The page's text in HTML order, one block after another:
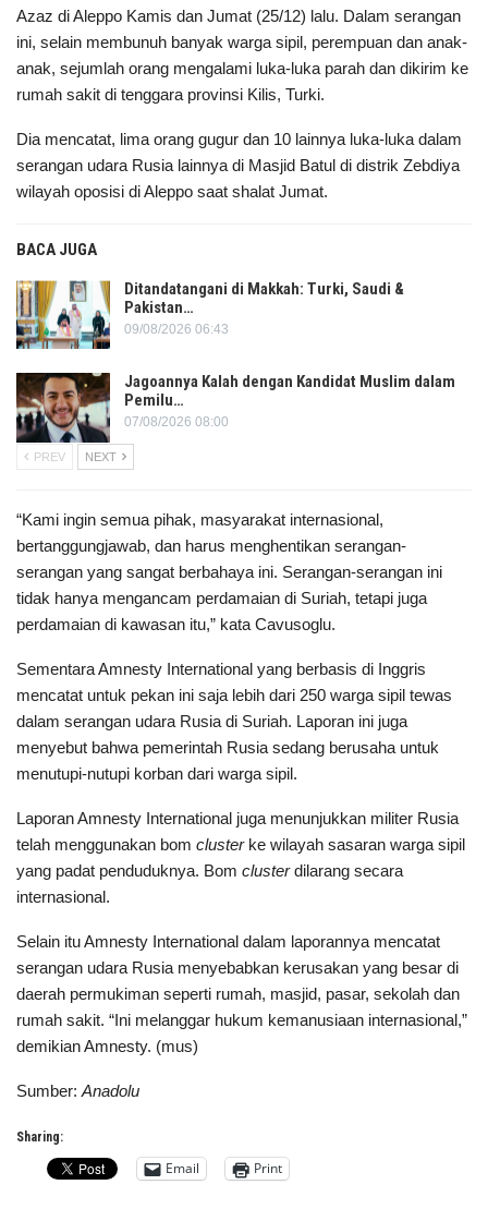
Azaz di Aleppo Kamis dan Jumat (25/12) lalu. Dalam serangan
ini, selain membunuh banyak warga sipil, perempuan dan anak-
anak, sejumlah orang mengalami luka-luka parah dan dikirim ke
rumah sakit di tenggara provinsi Kilis, Turki.
Dia mencatat, lima orang gugur dan 10 lainnya luka-luka dalam
serangan udara Rusia lainnya di Masjid Batul di distrik Zebdiya
wilayah oposisi di Aleppo saat shalat Jumat.
BACA JUGA
Ditandatangani di Makkah: Turki, Saudi &
Pakistan…
09/08/2026 06:43
Jagoannya Kalah dengan Kandidat Muslim dalam
Pemilu…
07/08/2026 08:00
PREV NEXT
“Kami ingin semua pihak, masyarakat internasional,
bertanggungjawab, dan harus menghentikan serangan-
serangan yang sangat berbahaya ini. Serangan-serangan ini
tidak hanya mengancam perdamaian di Suriah, tetapi juga
perdamaian di kawasan itu,” kata Cavusoglu.
Sementara Amnesty International yang berbasis di Inggris
mencatat untuk pekan ini saja lebih dari 250 warga sipil tewas
dalam serangan udara Rusia di Suriah. Laporan ini juga
menyebut bahwa pemerintah Rusia sedang berusaha untuk
menutupi-nutupi korban dari warga sipil.
Laporan Amnesty International juga menunjukkan militer Rusia
telah menggunakan bom cluster ke wilayah sasaran warga sipil
yang padat penduduknya. Bom clusterdilarang secara
internasional.
Selain itu Amnesty International dalam laporannya mencatat
serangan udara Rusia menyebabkan kerusakan yang besar di
daerah permukiman seperti rumah, masjid, pasar, sekolah dan
rumah sakit. “Ini melanggar hukum kemanusiaan internasional,”
demikian Amnesty. (mus)
Sumber: Anadolu
Sharing:
Email Print